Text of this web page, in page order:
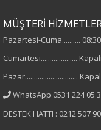
MÜŞTERİ
Pazartesi-Cuma..........
Cumartesi.................... Kapalı
Pazar.............................
WhatsApp 0531 224 05
DESTEK HATTI : 0212 507